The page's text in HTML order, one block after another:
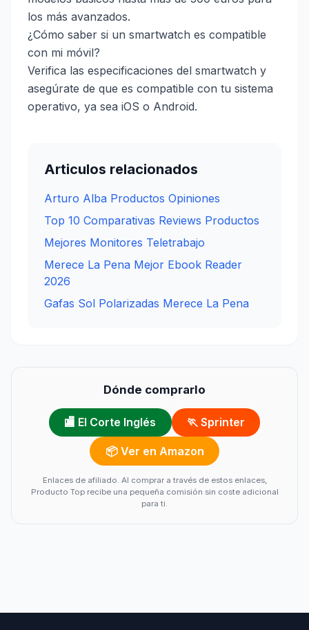
los más avanzados.
¿Cómo saber si un smartwatch es compatible
con mi móvil?
Verifica las especificaciones del smartwatch y
asegúrate de que es compatible con tu sistema
operativo, ya sea iOS o Android.
Articulos relacionados
Arturo Alba Productos Opiniones
Top 10 Comparativas Reviews Productos
Mejores Monitores Teletrabajo
Merece La Pena Mejor Ebook Reader
2026
Gafas Sol Polarizadas Merece La Pena
Dónde comprarlo
🏬 El Corte Inglés 🏃 Sprinter
📦 Ver en Amazon
Enlaces de afiliado. Al comprar a través de estos enlaces,
Producto Top recibe una pequeña comisión sin coste adicional
para ti.